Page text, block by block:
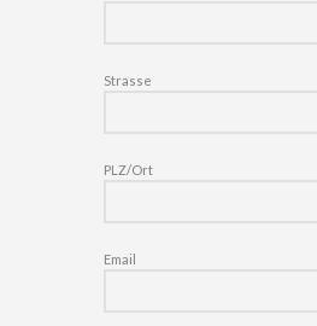
Strasse
PLZ/Ort
Email